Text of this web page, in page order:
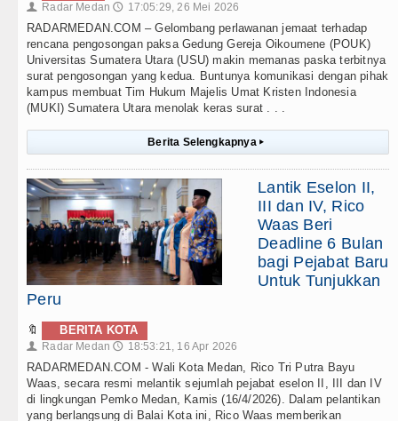
👤 Radar Medan 🕔 17:05:29, 26 Mei 2026
RADARMEDAN.COM – Gelombang perlawanan jemaat terhadap
rencana pengosongan paksa Gedung Gereja Oikoumene (POUK)
Universitas Sumatera Utara (USU) makin memanas paska terbitnya
surat pengosongan yang kedua. Buntunya komunikasi dengan pihak
kampus membuat Tim Hukum Majelis Umat Kristen Indonesia
(MUKI) Sumatera Utara menolak keras surat . . .
Berita Selengkapnya ▸
Lantik Eselon II,
III dan IV, Rico
Waas Beri
Deadline 6 Bulan
bagi Pejabat Baru
Untuk Tunjukkan
Peru
🔖 BERITA KOTA
👤 Radar Medan 🕔 18:53:21, 16 Apr 2026
RADARMEDAN.COM - Wali Kota Medan, Rico Tri Putra Bayu
Waas, secara resmi melantik sejumlah pejabat eselon II, III dan IV
di lingkungan Pemko Medan, Kamis (16/4/2026). Dalam pelantikan
yang berlangsung di Balai Kota ini, Rico Waas memberikan